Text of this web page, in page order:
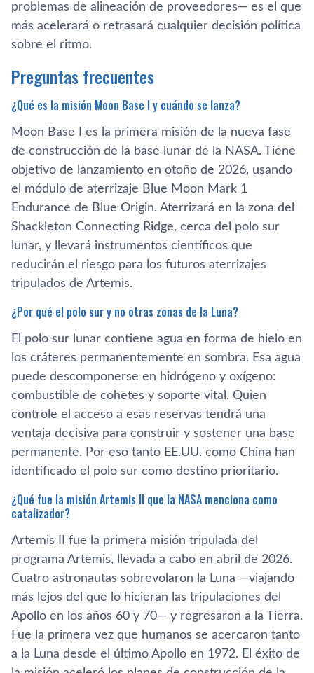
problemas de alineación de proveedores— es el que
más acelerará o retrasará cualquier decisión política
sobre el ritmo.
Preguntas frecuentes
¿Qué es la misión Moon Base I y cuándo se lanza?
Moon Base I es la primera misión de la nueva fase
de construcción de la base lunar de la NASA. Tiene
objetivo de lanzamiento en otoño de 2026, usando
el módulo de aterrizaje Blue Moon Mark 1
Endurance de Blue Origin. Aterrizará en la zona del
Shackleton Connecting Ridge, cerca del polo sur
lunar, y llevará instrumentos científicos que
reducirán el riesgo para los futuros aterrizajes
tripulados de Artemis.
¿Por qué el polo sur y no otras zonas de la Luna?
El polo sur lunar contiene agua en forma de hielo en
los cráteres permanentemente en sombra. Esa agua
puede descomponerse en hidrógeno y oxígeno:
combustible de cohetes y soporte vital. Quien
controle el acceso a esas reservas tendrá una
ventaja decisiva para construir y sostener una base
permanente. Por eso tanto EE.UU. como China han
identificado el polo sur como destino prioritario.
¿Qué fue la misión Artemis II que la NASA menciona como
catalizador?
Artemis II fue la primera misión tripulada del
programa Artemis, llevada a cabo en abril de 2026.
Cuatro astronautas sobrevolaron la Luna —viajando
más lejos del que lo hicieran las tripulaciones del
Apollo en los años 60 y 70— y regresaron a la Tierra.
Fue la primera vez que humanos se acercaron tanto
a la Luna desde el último Apollo en 1972. El éxito de